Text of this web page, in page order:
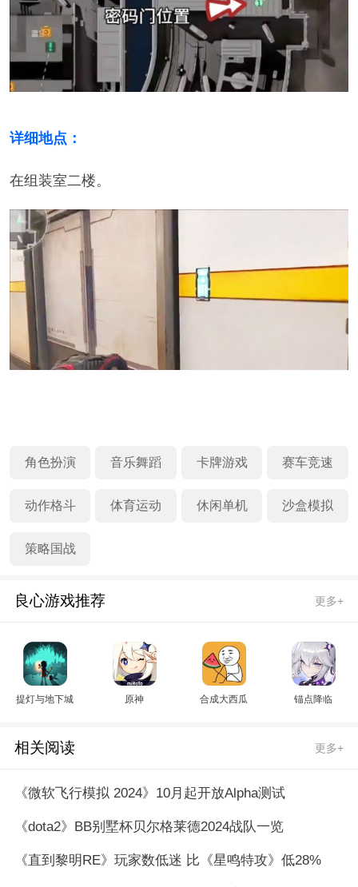
详细地点 ：
在组装室二楼。
角色扮演 音乐舞蹈 卡牌游戏 赛车竞速
动作格斗 体育运动 休闲单机 沙盒模拟
策略国战
良心游戏推荐 更多+
提灯与地下城 原神 合成大西瓜 锚点降临
相关阅读 更多+
《微软飞行模拟 2024》10月起开放Alpha测试
《dota2》BB别墅杯贝尔格莱德2024战队一览
《直到黎明RE》玩家数低迷 比《星鸣特攻》低28%